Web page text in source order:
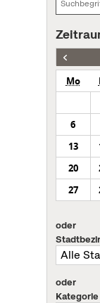
Mo
6
13
20
27
oder
oder
Kategorie